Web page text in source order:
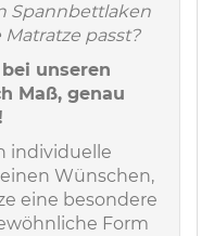
Spannbettlaken
passt?
unseren
Maß, genau
individuelle
Wünschen,
eine besondere
Form